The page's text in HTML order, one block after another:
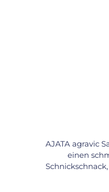
AJATA agravic
einen